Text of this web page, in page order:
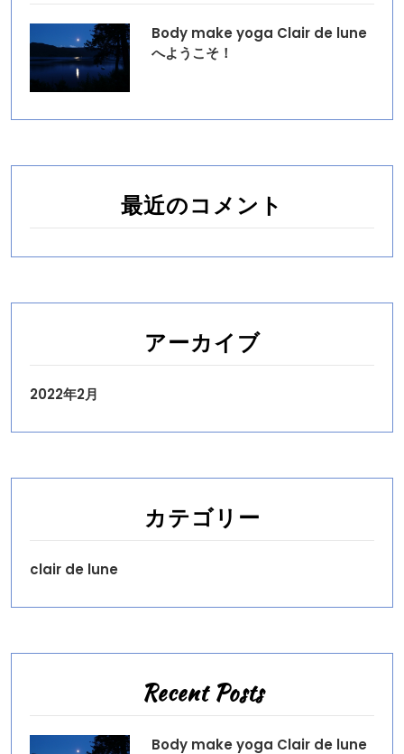
Body make yoga Clair de lune
へようこそ！
最近のコメント
アーカイブ
2022年2月
カテゴリー
clair de lune
Recent Posts
Body make yoga Clair de lune